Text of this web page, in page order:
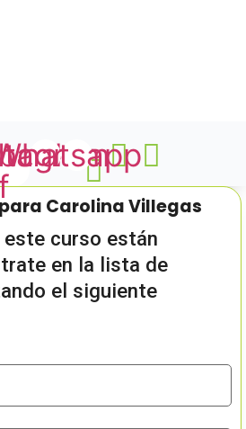
Carolina Villegas
curso están
en la lista de
el siguiente